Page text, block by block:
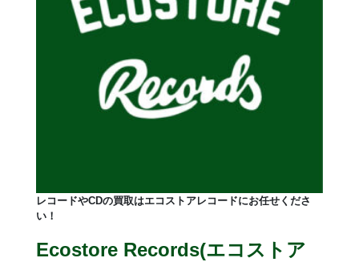
レコードやCDの買取はエコストアレコードにお任せくださ
い！
Ecostore Records(エコストア